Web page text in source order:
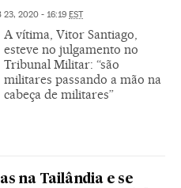
23, 2020 - 16:19 EST
A vítima, Vitor Santiago,
esteve no julgamento no
Tribunal Militar: “são
militares passando a mão na
cabeça de militares”
na Tailândia e se